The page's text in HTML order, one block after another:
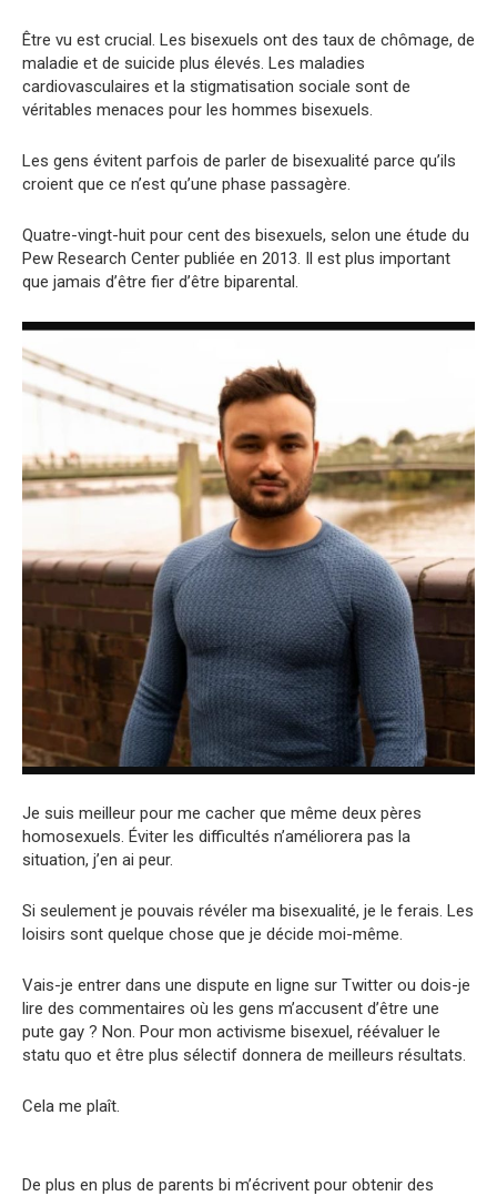
Être vu est crucial. Les bisexuels ont des taux de chômage, de
maladie et de suicide plus élevés. Les maladies
cardiovasculaires et la stigmatisation sociale sont de
véritables menaces pour les hommes bisexuels.
Les gens évitent parfois de parler de bisexualité parce qu’ils
croient que ce n’est qu’une phase passagère.
Quatre-vingt-huit pour cent des bisexuels, selon une étude du
Pew Research Center publiée en 2013. Il est plus important
que jamais d’être fier d’être biparental.
Je suis meilleur pour me cacher que même deux pères
homosexuels. Éviter les difficultés n’améliorera pas la
situation, j’en ai peur.
Si seulement je pouvais révéler ma bisexualité, je le ferais. Les
loisirs sont quelque chose que je décide moi-même.
Vais-je entrer dans une dispute en ligne sur Twitter ou dois-je
lire des commentaires où les gens m’accusent d’être une
pute gay ? Non. Pour mon activisme bisexuel, réévaluer le
statu quo et être plus sélectif donnera de meilleurs résultats.
Cela me plaît.
De plus en plus de parents bi m’écrivent pour obtenir des